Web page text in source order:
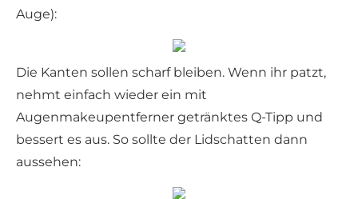
Auge):
Die Kanten sollen scharf bleiben. Wenn ihr patzt,
nehmt einfach wieder ein mit
Augenmakeupentferner getränktes Q-Tipp und
bessert es aus. So sollte der Lidschatten dann
aussehen: